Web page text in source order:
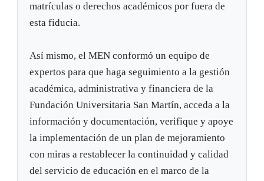
matrículas o derechos académicos por fuera de
esta fiducia.
Así mismo, el MEN conformó un equipo de
expertos para que haga seguimiento a la gestión
académica, administrativa y financiera de la
Fundación Universitaria San Martín, acceda a la
información y documentación, verifique y apoye
la implementación de un plan de mejoramiento
con miras a restablecer la continuidad y calidad
del servicio de educación en el marco de la